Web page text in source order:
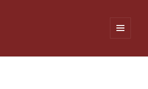
WIDGETS